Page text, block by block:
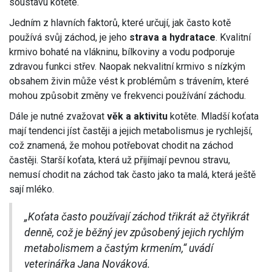
Jedním z hlavních faktorů, které určují, jak často kotě
používá svůj záchod, je jeho strava a hydratace. Kvalitní
krmivo bohaté na vlákninu, bílkoviny a vodu podporuje
zdravou funkci střev. Naopak nekvalitní krmivo s nízkým
obsahem živin může vést k problémům s trávením, které
mohou způsobit změny ve frekvenci používání záchodu.
Dále je nutné zvažovat věk a aktivitu kotěte. Mladší koťata
mají tendenci jíst častěji a jejich metabolismus je rychlejší,
což znamená, že mohou potřebovat chodit na záchod
častěji. Starší koťata, která už přijímají pevnou stravu,
nemusí chodit na záchod tak často jako ta malá, která ještě
sají mléko.
„Koťata často používají záchod třikrát až čtyřikrát
denně, což je běžný jev způsobený jejich rychlým
metabolismem a častým krmením,“ uvádí
veterinářka Jana Nováková.